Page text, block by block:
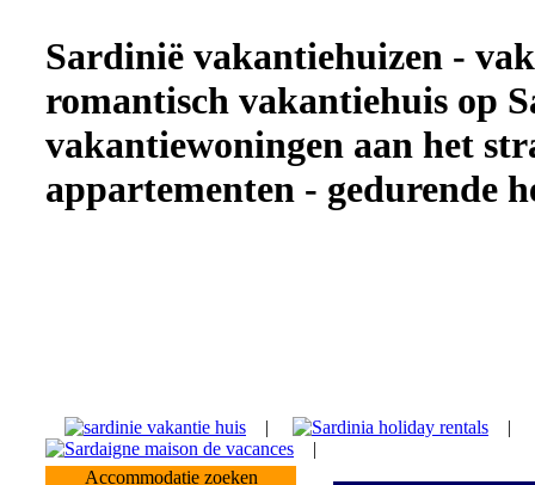
Sardinië vakantiehuizen -
romantisch vakantiehuis op
vakantiewoningen aan het
appartementen - gedurende
|
|
|
Accommodatie zoeken